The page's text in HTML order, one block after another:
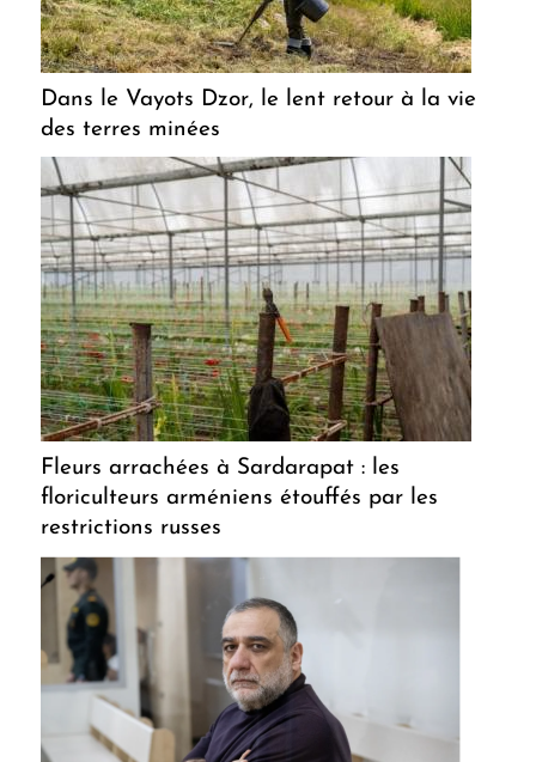
Dans le Vayots Dzor, le lent retour à la vie
des terres minées
Fleurs arrachées à Sardarapat : les
floriculteurs arméniens étouffés par les
restrictions russes